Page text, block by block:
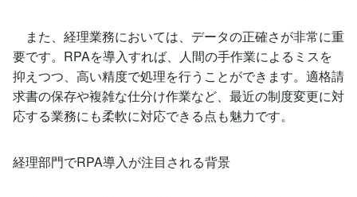
また、経理業務においては、データの正確さが非常に重
要です。RPAを導入すれば、人間の手作業によるミスを
抑えつつ、高い精度で処理を行うことができます。適格請
求書の保存や複雑な仕分け作業など、最近の制度変更に対
応する業務にも柔軟に対応できる点も魅力です。
経理部門でRPA導入が注目される背景